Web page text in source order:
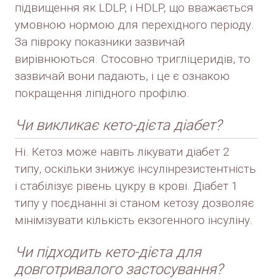
підвищення як LDLP, і HDLP, що вважається
умовною нормою для перехідного періоду.
За півроку показники зазвичай
вирівнюються. Стосовно тригліцеридів, то
зазвичай вони падають, і це є ознакою
покращення ліпідного профілю.
Чи викликає кето-дієта діабет?
Ні. Кетоз може навіть лікувати діабет 2
типу, оскільки знижує інсулінрезистентність
і стабілізує рівень цукру в крові. Діабет 1
типу у поєднанні зі станом кетозу дозволяє
мінімізувати кількість екзогенного інсуліну.
Чи підходить кето-дієта для
довготривалого застосування?